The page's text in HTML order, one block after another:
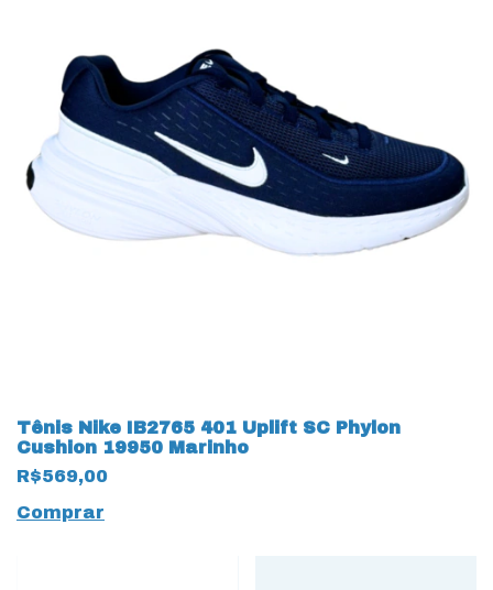
Tênis Nike IB2765 401 Uplift SC Phylon
Cushion 19950 Marinho
R$569,00
Comprar